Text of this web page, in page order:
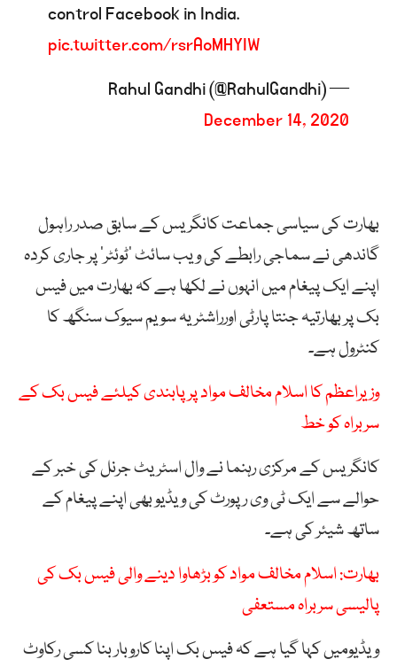
control Facebook in India.
pic.twitter.com/rsrAoMHYIW
— Rahul Gandhi (@RahulGandhi)
December 14, 2020
بھارت کی سیاسی جماعت کانگریس کے سابق صدر راہول
گاندھی نے سماجی رابطے کی ویب سائٹ ’ٹوئٹر‘ پر جاری کردہ
اپنے ایک پیغام میں انہوں نے لکھا ہے کہ بھارت میں فیس
بک پر بھارتیہ جنتا پارٹی اورراشٹریہ سویم سیوک سنگھ کا
کنٹرول ہے۔
وزیراعظم کا اسلام مخالف مواد پر پابندی کیلئے فیس بک کے
سربراہ کو خط
کانگریس کے مرکزی رہنما نے وال اسٹریٹ جرنل کی خبر کے
حوالے سے ایک ٹی وی رپورٹ کی ویڈیو بھی اپنے پیغام کے
ساتھ شیئر کی ہے۔
بھارت: اسلام مخالف مواد کو بڑھاوا دینے والی فیس بک کی
پالیسی سربراہ مستعفی
ویڈیومیں کہا گیا ہے کہ فیس بک اپنا کاروبار بنا کسی رکاوٹ